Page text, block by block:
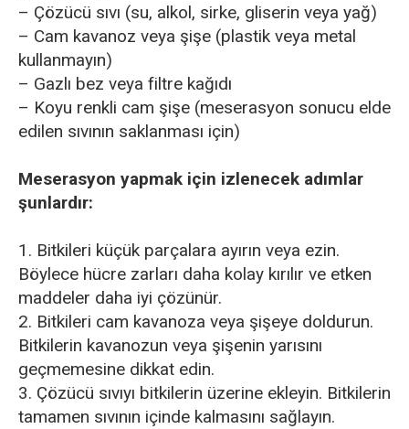
– Çözücü sıvı (su, alkol, sirke, gliserin veya yağ)
– Cam kavanoz veya şişe (plastik veya metal
kullanmayın)
– Gazlı bez veya filtre kağıdı
– Koyu renkli cam şişe (meserasyon sonucu elde
edilen sıvının saklanması için)
Meserasyon yapmak için izlenecek adımlar
şunlardır:
1. Bitkileri küçük parçalara ayırın veya ezin.
Böylece hücre zarları daha kolay kırılır ve etken
maddeler daha iyi çözünür.
2. Bitkileri cam kavanoza veya şişeye doldurun.
Bitkilerin kavanozun veya şişenin yarısını
geçmemesine dikkat edin.
3. Çözücü sıvıyı bitkilerin üzerine ekleyin. Bitkilerin
tamamen sıvının içinde kalmasını sağlayın.